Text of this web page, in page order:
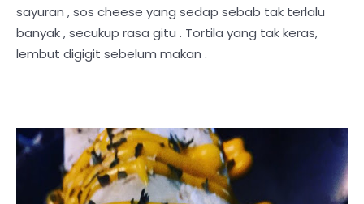
sayuran , sos cheese yang sedap sebab tak terlalu
banyak , secukup rasa gitu . Tortila yang tak keras,
lembut digigit sebelum makan .